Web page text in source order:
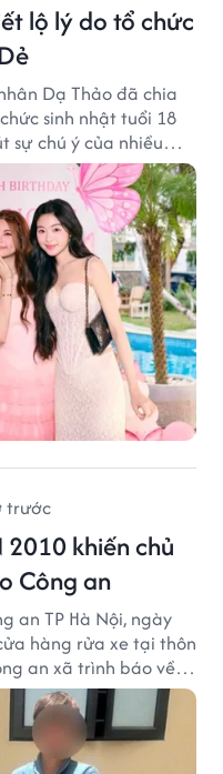
lộ lý do tổ chức
Dạ Thảo đã chia
sinh nhật tuổi 18
sự chú ý của nhiều
trước
khiến chủ
Công an
an TP Hà Nội, ngày
hàng rửa xe tại thôn
an xã trình báo về
Wave. Trong cốp
và khoảng 1,2 triệu